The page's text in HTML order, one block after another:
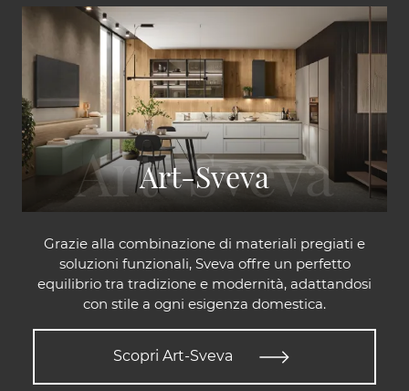
Art-Sveva
Grazie alla combinazione di materiali pregiati e
soluzioni funzionali, Sveva offre un perfetto
equilibrio tra tradizione e modernità, adattandosi
con stile a ogni esigenza domestica.
Scopri Art-Sveva